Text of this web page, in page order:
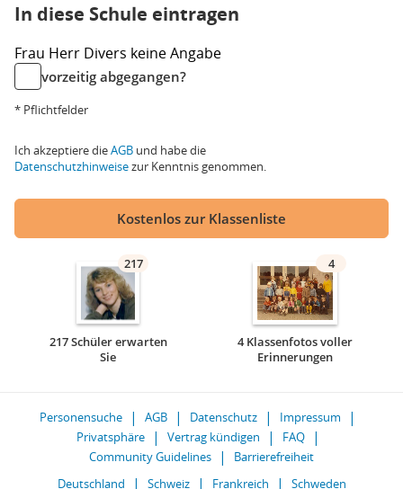
In diese Schule eintragen
Frau Herr Divers keine Angabe
vorzeitig abgegangen?
* Pflichtfelder
Ich akzeptiere dieAGB und habe die
Datenschutzhinweisezur Kenntnis genommen.
Kostenlos zur Klassenliste
217
217 Schüler erwarten
Sie
4
4 Klassenfotos voller
Erinnerungen
Personensuche AGB Datenschutz
Impressum
Privatsphäre
Vertrag kündigen
FAQ
Community Guidelines
Barrierefreiheit
Deutschland
Schweiz Frankreich Schweden